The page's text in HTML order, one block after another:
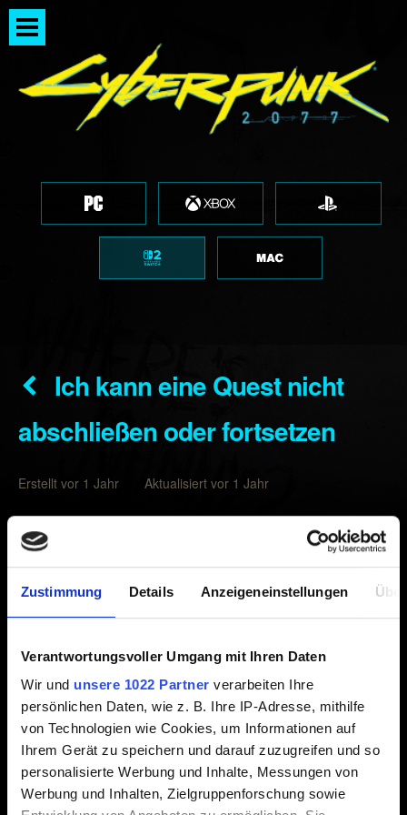
Zustimmung Details Anzeigeneinstellungen
Verantwortungsvoller Umgang mit Ihren Daten
Wir und unsere 1022 Partner verarbeiten Ihre
persönlichen Daten, wie z. B. Ihre IP-Adresse, mithilfe
von Technologien wie Cookies, um Informationen auf
Ihrem Gerät zu speichern und darauf zuzugreifen und so
personalisierte Werbung und Inhalte, Messungen von
Werbung und Inhalten, Zielgruppenforschung sowie
Ich kann eine Quest nicht
abschließen oder fortsetzen
Erstellt vor 1 Jahr Aktualisiert vor 1 Jahr
Setze den Cache deiner Konsole zurück:
Wähle im HOME-MenüSystemeinstellungen(☼-
Symbol) aus.
Formatierungsoptionen→Cache leerenaus.
Wähle den Benutzer, für den du den Cache
zurücksetzen möchtest, und befolge die Anweisungen.
Starte die Konsole neu und starte anschließend das
Spiel.
Lade dann einen Spielstand, der vor dem Auftreten des